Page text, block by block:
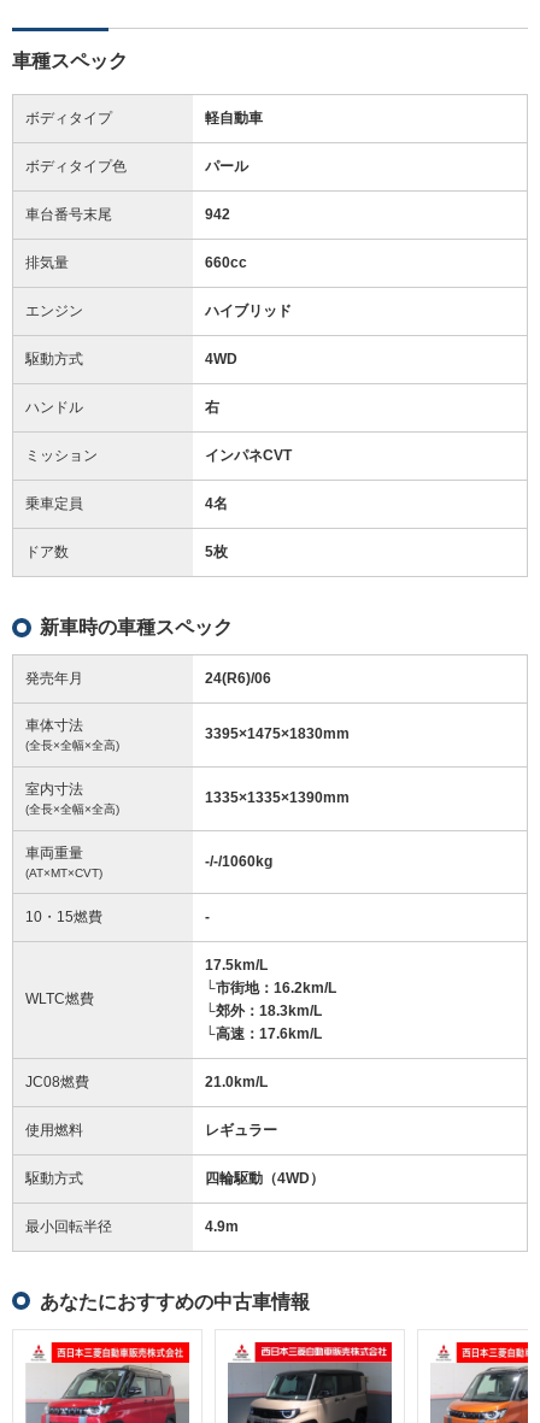
車種スペック
ボディタイプ 軽自動車
ボディタイプ色 パール
車台番号末尾 942
排気量 660cc
エンジン ハイブリッド
駆動方式 4WD
ハンドル 右
ミッション インパネCVT
乗車定員 4名
ドア数 5枚
新車時の車種スペック
発売年月 24(R6)/06
車体寸法
(全長×全幅×全高)
3395×1475×1830mm
室内寸法
(全長×全幅×全高)
1335×1335×1390mm
車両重量
(AT×MT×CVT)
-/-/1060kg
10・15燃費 -
WLTC燃費
17.5km/L
└市街地：16.2km/L
└郊外：18.3km/L
└高速：17.6km/L
JC08燃費 21.0km/L
使用燃料 レギュラー
駆動方式 四輪駆動（4WD）
最小回転半径 4.9m
あなたにおすすめの中古車情報